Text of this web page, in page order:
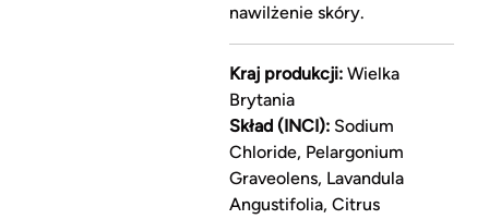
nawilżenie skóry.
Kraj produkcji:Wielka
Brytania
Skład (INCI):Sodium
Chloride, Pelargonium
Graveolens, Lavandula
Angustifolia, Citrus